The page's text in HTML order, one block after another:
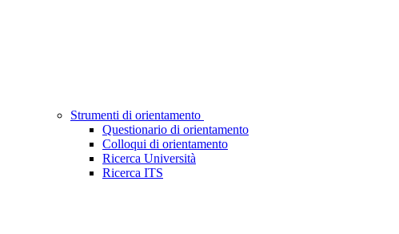
Strumenti di orientamento
Questionario di orientamento
Colloqui di orientamento
Ricerca Università
Ricerca ITS